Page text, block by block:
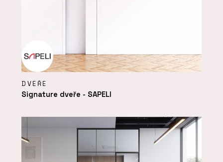
DVEŘE
Signature dveře - SAPELI